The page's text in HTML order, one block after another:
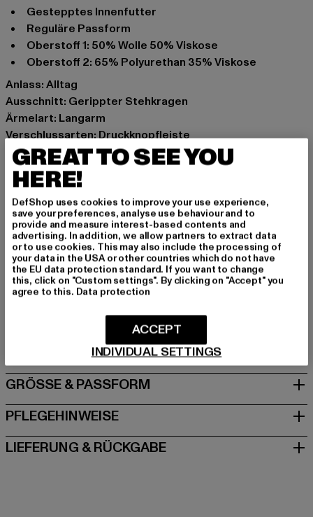
gestepptes Innenfutter
reguläre Passform
Oberstoff 1: 50% Wolle 50% Viskose
Oberstoff 2: 65% Polyurethan 35% Viskose
Anlass: Alltag
Ausschnitt: Gerippter Stehkragen
Ärmelart: Langarm
Verschlussarten: Druckknopfleiste
Schnitt: Normal
Marke: Starter Black Label
Kat.: College Jacken
Farbe: blau
Hersteller Farbe: lake blue
Materialzusammensetzung: 50% Wolle, 50% Viskose,
65% Polyurethan, 35% Viskose, 100% Polyester
Art.Nr: ST055-02786
Hersteller: TB International GmbH |
Dr.-Robert-Murjahn-Straße 7 | 64372 Ober-Ramstadt |
GRÖSSE & PASSFORM
PFLEGEHINWEISE
LIEFERUNG & RÜCKGABE
GREAT TO SEE YOU
HERE!
DefShop uses cookies to improve your use experience,
save your preferences, analyse use behaviour and to
provide and measure interest-based contents and
advertising. In addition, we allow partners to extract data
or to use cookies. This may also include the processing of
your data in the USA or other countries which do not have
the EU data protection standard. If you want to change
this, click on "Custom settings". By clicking on "Accept" you
agree to this. Data protection
INDIVIDUAL SETTINGS
ACCEPT